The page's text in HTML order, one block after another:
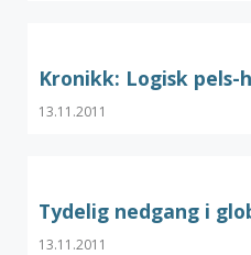
Kronikk: Logisk pels-
13.11.2011
Tydelig nedgang i
13.11.2011